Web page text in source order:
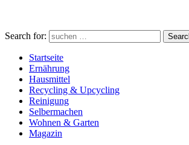
Search for:
Startseite
Ernährung
Hausmittel
Recycling & Upcycling
Reinigung
Selbermachen
Wohnen & Garten
Magazin